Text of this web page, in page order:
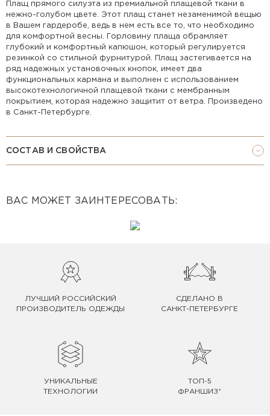
Плащ прямого силуэта из премиальной плащевой ткани в
нежно-голубом цвете. Этот плащ станет незаменимой вещью
в Вашем гардеробе, ведь в нем есть все то, что необходимо
для комфортной весны. Горловину плаща обрамляет
глубокий и комфортный капюшон, который регулируется
резинкой со стильной фурнитурой. Плащ застегивается на
ряд надежных установочных кнопок, имеет два
функциональных кармана и выполнен с использованием
высокотехнологичной плащевой ткани с мембранным
покрытием, которая надежно защитит от ветра. Произведено
в Санкт-Петербурге.
СОСТАВ И СВОЙСТВА
ВАС МОЖЕТ ЗАИНТЕРЕСОВАТЬ:
ЛУЧШИЙ РОССИЙСКИЙ
ПРОИЗВОДИТЕЛЬ ОДЕЖДЫ
СДЕЛАНО В
САНКТ-ПЕТЕРБУРГЕ
УНИКАЛЬНЫЕ
ТЕХНОЛОГИИ
ТОП-5
ФРАНШИЗ*